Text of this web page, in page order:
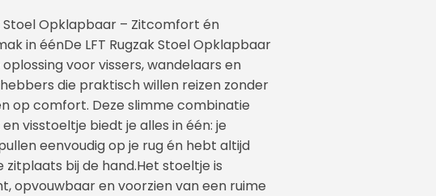
Stoel Opklapbaar – Zitcomfort én
in éénDe LFT Rugzak Stoel Opklapbaar
oplossing voor vissers, wandelaars en
die praktisch willen reizen zonder
op comfort. Deze slimme combinatie
visstoeltje biedt je alles in één: je
eenvoudig op je rug én hebt altijd
zitplaats bij de hand.Het stoeltje is
opvouwbaar en voorzien van een ruime